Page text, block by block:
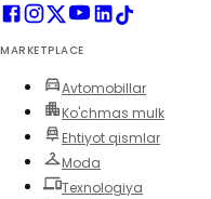
MARKETPLACE
Avtomobillar
Ko'chmas mulk
Ehtiyot qismlar
Moda
Texnologiya